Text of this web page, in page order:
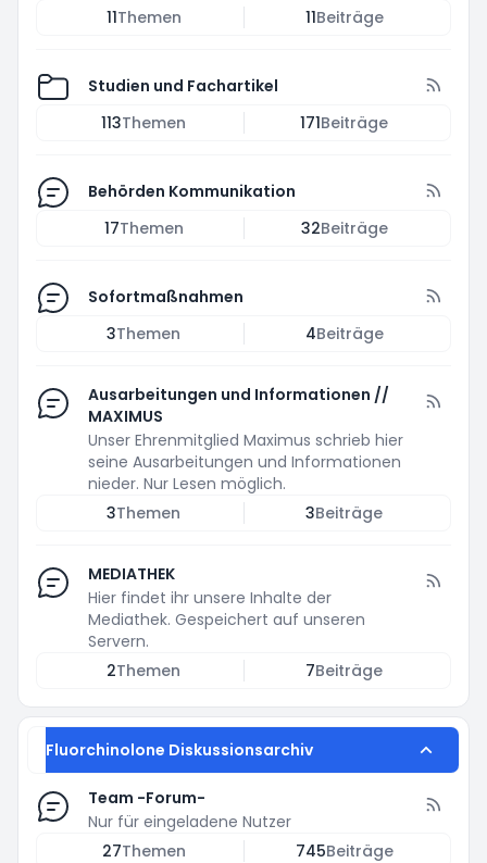
11Themen 11Beiträge
Studien und Fachartikel
113Themen 171Beiträge
Behörden Kommunikation
17Themen 32Beiträge
Sofortmaßnahmen
3Themen 4Beiträge
Ausarbeitungen und Informationen //
MAXIMUS
Unser Ehrenmitglied Maximus schrieb hier
seine Ausarbeitungen und Informationen
nieder. Nur Lesen möglich.
3Themen 3Beiträge
MEDIATHEK
Hier findet ihr unsere Inhalte der
Mediathek. Gespeichert auf unseren
Servern.
2Themen 7Beiträge
Fluorchinolone Diskussionsarchiv
Team -Forum-
Nur für eingeladene Nutzer
27Themen 745Beiträge